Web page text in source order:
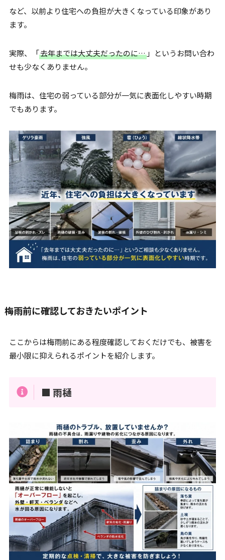
など、以前より住宅への負担が大きくなっている印象があり
ます。
実際、「去年までは大丈夫だったのに…」というお問い合わ
せも少なくありません。
梅雨は、住宅の弱っている部分が一気に表面化しやすい時期
でもあります。
梅雨前に確認しておきたいポイント
ここからは梅雨前にある程度確認しておくだけでも、被害を
最小限に抑えられるポイントを紹介します。
■ 雨樋